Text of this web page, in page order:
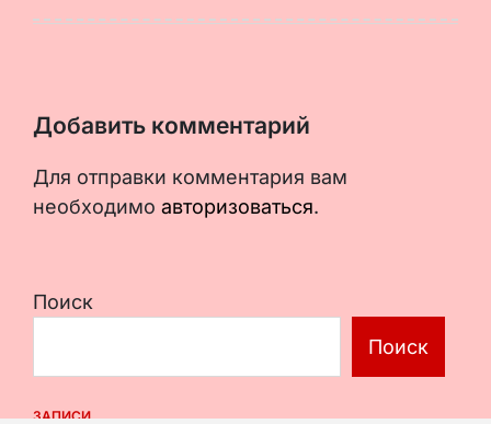
Добавить комментарий
Для отправки комментария вам
необходимо авторизоваться.
Поиск
Поиск
ЗАПИСИ